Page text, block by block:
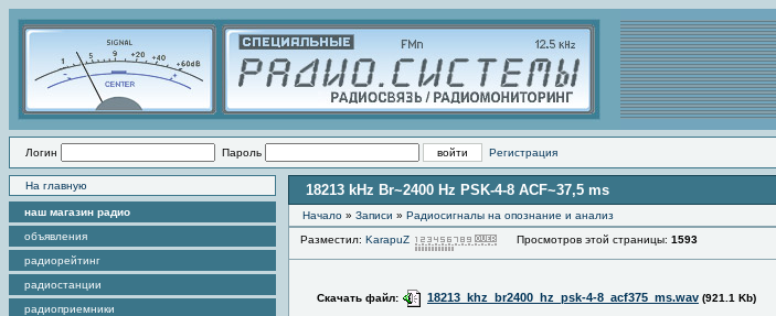
Логин Пароль Регистрация
На главную
наш магазин радио
объявления
радиорейтинг
радиостанции
радиоприемники
18213 kHz Br~2400 Hz PSK-4-8 ACF~37,5 ms
Начало » Записи » Радиоcигналы на опознание и анализ
Разместил: KarapuZ Просмотров этой страницы: 1593
Скачать файл: 18213_khz_br2400_hz_psk-4-8_acf375_ms.wav (921.1 Kb)